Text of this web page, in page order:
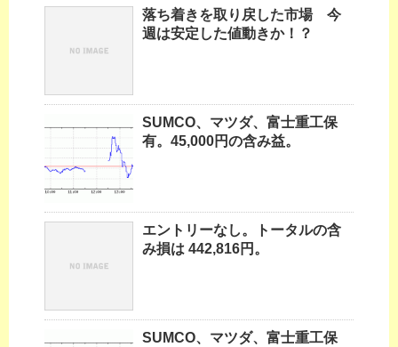
落ち着きを取り戻した市場 今
週は安定した値動きか！？
SUMCO、マツダ、富士重工保
有。45,000円の含み益。
エントリーなし。トータルの含
み損は 442,816円。
SUMCO、マツダ、富士重工保